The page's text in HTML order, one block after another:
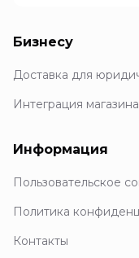
Бизнесу
Доставка для
Интеграция
Информация
Пользовательское
Политика
Контакты